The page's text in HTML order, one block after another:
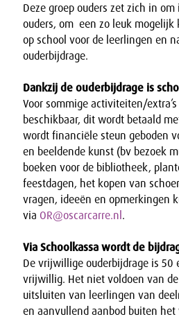
Deze groep ouders zet zich in
ouders, om een zo leuk
op school voor de leerlingen en
ouderbijdrage.
Dankzij de ouderbijdrage is
Voor sommige activiteiten/
beschikbaar, dit wordt betaald
wordt financiële steun geboden
en beeldende kunst (bv bezoek
boeken voor de bibliotheek,
feestdagen, het kopen van
vragen, ideeën en opmerkingen
via OR@oscarcarre.nl.
Via Schoolkassa wordt de
De vrijwillige ouderbijdrage is 50
vrijwillig. Het niet voldoen van
uitsluiten van leerlingen van
en aanvullend aanbod buiten